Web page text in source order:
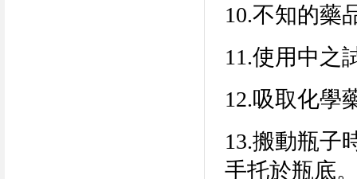
10.不知的藥
11.使用中之
12.吸取化學
13.搬動瓶子
手托於瓶底